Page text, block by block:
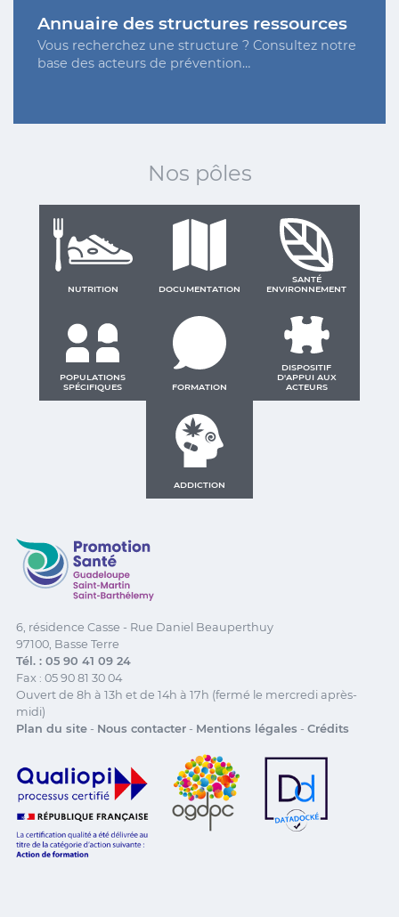
Annuaire des structures ressources
Vous recherchez une structure ? Consultez notre
base des acteurs de prévention…
Nos pôles
NUTRITION DOCUMENTATION
SANTÉ
ENVIRONNEMENT
POPULATIONS
SPÉCIFIQUES
FORMATION
DISPOSITIF
D'APPUI AUX
ACTEURS
ADDICTION
Promotion Santé Guadeloupe, Saint-Martin, Saint
6, résidence Casse - Rue Daniel Beauperthuy
97100, Basse Terre
Tél. : 05 90 41 09 24
Fax : 05 90 81 30 04
Ouvert de 8h à 13h et de 14h à 17h (fermé le mercredi après-
midi)
Plan du site- Nous contacter- Mentions légales - Crédits